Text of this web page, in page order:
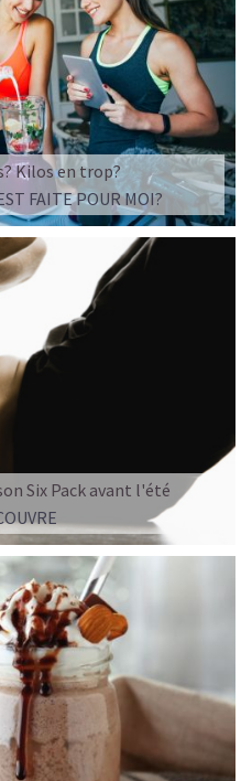
Kilos en trop?
FAITE POUR MOI?
Six Pack avant l'été